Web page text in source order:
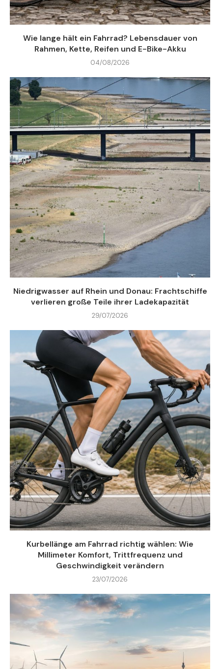
Wie lange hält ein Fahrrad? Lebensdauer von
Rahmen, Kette, Reifen und E-Bike-Akku
04/08/2026
Niedrigwasser auf Rhein und Donau: Frachtschiffe
verlieren große Teile ihrer Ladekapazität
29/07/2026
Kurbellänge am Fahrrad richtig wählen: Wie
Millimeter Komfort, Trittfrequenz und
Geschwindigkeit verändern
23/07/2026